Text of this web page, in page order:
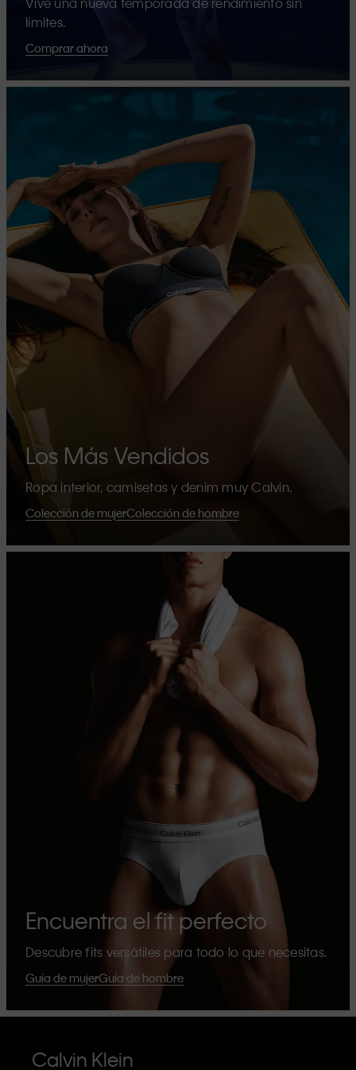
límites.
Comprar ahora
Los Más Vendidos
Ropa interior, camisetas y denim muy Calvin.
Colección de mujerColección de hombre
Encuentra el fit perfecto
Descubre fits versátiles para todo lo que necesitas.
Guía de mujerGuía de hombre
Calvin Klein